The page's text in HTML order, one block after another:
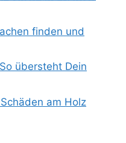
finden und
übersteht Dein
am Holz